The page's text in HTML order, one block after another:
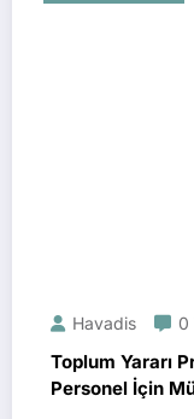
Havadis 0
Toplum Yararı
Personel İçin